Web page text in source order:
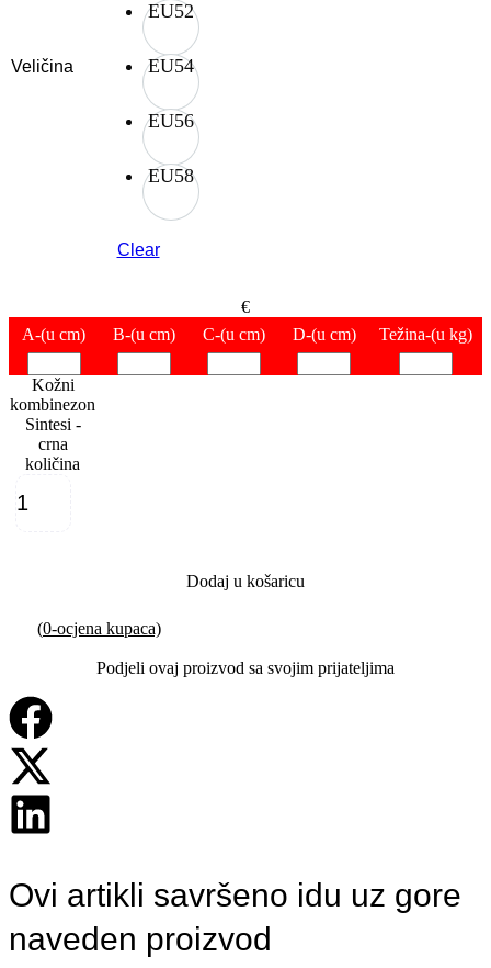
Veličina
EU52
EU54
EU56
EU58
Clear
€
A-(u cm) B-(u cm) C-(u cm) D-(u cm) Težina-(u kg)
Kožni
kombinezon
Sintesi -
crna
količina
Dodaj u košaricu
(0-ocjena kupaca)
Podjeli ovaj proizvod sa svojim prijateljima
Ovi artikli savršeno idu uz gore
naveden proizvod